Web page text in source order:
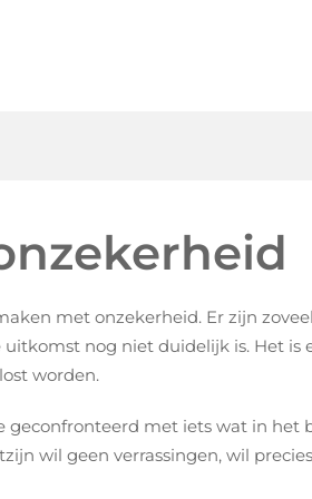
met onzekerheid. Er zijn
nog niet duidelijk is. Het is
worden.
geconfronteerd met iets wat in het
wil geen verrassingen, wil